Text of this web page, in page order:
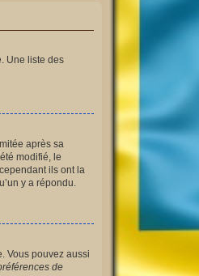
Une liste des
après sa
modifié, le
ils ont la
y a répondu.
Vous pouvez aussi
de